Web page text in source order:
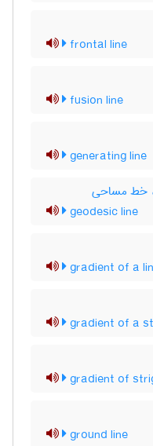
frontal line
fusion line
generating line
، خط مساحی
geodesic line
gradient of a
gradient of a
gradient of
ground line